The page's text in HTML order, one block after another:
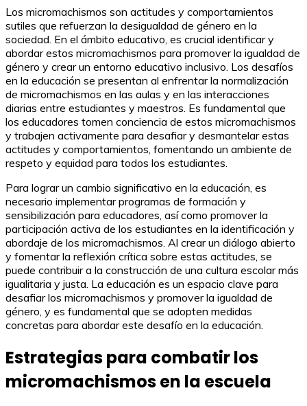
Los micromachismos son actitudes y comportamientos
sutiles que refuerzan la desigualdad de género en la
sociedad. En el ámbito educativo, es crucial identificar y
abordar estos micromachismos para promover la igualdad de
género y crear un entorno educativo inclusivo. Los desafíos
en la educación se presentan al enfrentar la normalización
de micromachismos en las aulas y en las interacciones
diarias entre estudiantes y maestros. Es fundamental que
los educadores tomen conciencia de estos micromachismos
y trabajen activamente para desafiar y desmantelar estas
actitudes y comportamientos, fomentando un ambiente de
respeto y equidad para todos los estudiantes.
Para lograr un cambio significativo en la educación, es
necesario implementar programas de formación y
sensibilización para educadores, así como promover la
participación activa de los estudiantes en la identificación y
abordaje de los micromachismos. Al crear un diálogo abierto
y fomentar la reflexión crítica sobre estas actitudes, se
puede contribuir a la construcción de una cultura escolar más
igualitaria y justa. La educación es un espacio clave para
desafiar los micromachismos y promover la igualdad de
género, y es fundamental que se adopten medidas
concretas para abordar este desafío en la educación.
Estrategias para combatir los
micromachismos en la escuela